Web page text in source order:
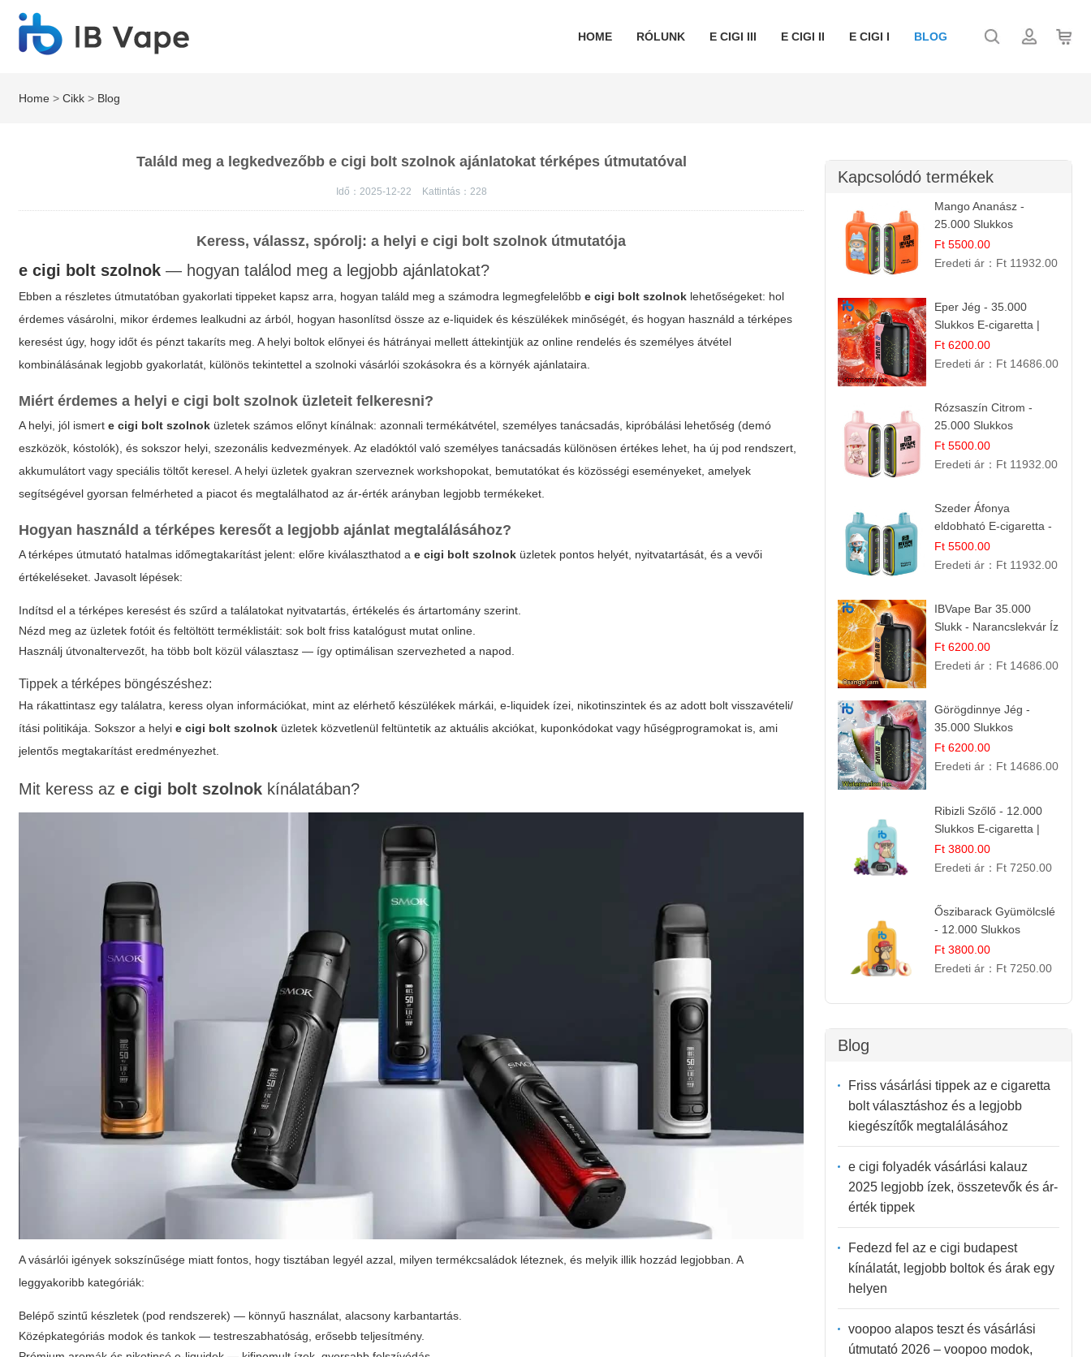
HOME RÓLUNK E CIGI III E CIGI II E CIGI I BLOG
Home >Cikk > Blog
Találd meg a legkedvezőbb e cigi bolt szolnok ajánlatokat térképes útmutatóval
Idő：2025-12-22 Kattintás： 228
Keress, válassz, spórolj: a helyi e cigi bolt szolnok útmutatója
e cigi bolt szolnok — hogyan találod meg a legjobb ajánlatokat?
Ebben a részletes útmutatóban gyakorlati tippeket kapsz arra, hogyan találd meg a számodra legmegfelelőbbe cigi bolt szolnok lehetőségeket: hol
érdemes vásárolni, mikor érdemes lealkudni az árból, hogyan hasonlítsd össze az e-liquidek és készülékek minőségét, és hogyan használd a térképes
keresést úgy, hogy időt és pénzt takaríts meg. A helyi boltok előnyei és hátrányai mellett áttekintjük az online rendelés és személyes átvétel
kombinálásának legjobb gyakorlatát, különös tekintettel a szolnoki vásárlói szokásokra és a környék ajánlataira.
Miért érdemes a helyie cigi bolt szolnok üzleteit felkeresni?
A helyi, jól ismerte cigi bolt szolnok üzletek számos előnyt kínálnak: azonnali termékátvétel, személyes tanácsadás, kipróbálási lehetőség (demó
eszközök, kóstolók), és sokszor helyi, szezonális kedvezmények. Az eladóktól való személyes tanácsadás különösen értékes lehet, ha új pod rendszert,
akkumulátort vagy speciális töltőt keresel. A helyi üzletek gyakran szerveznek workshopokat, bemutatókat és közösségi eseményeket, amelyek
segítségével gyorsan felmérheted a piacot és megtalálhatod az ár-érték arányban legjobb termékeket.
Hogyan használd a térképes keresőt a legjobb ajánlat megtalálásához?
A térképes útmutató hatalmas időmegtakarítást jelent: előre kiválaszthatod ae cigi bolt szolnok üzletek pontos helyét, nyitvatartását, és a vevői
értékeléseket. Javasolt lépések:
Indítsd el a térképes keresést és szűrd a találatokat nyitvatartás, értékelés és ártartomány szerint.
Nézd meg az üzletek fotóit és feltöltött terméklistáit: sok bolt friss katalógust mutat online.
Használj útvonaltervezőt, ha több bolt közül választasz — így optimálisan szervezheted a napod.
Tippek a térképes böngészéshez:
Ha rákattintasz egy találatra, keress olyan információkat, mint az elérhető készülékek márkái, e-liquidek ízei, nikotinszintek és az adott bolt visszavételi/
ítási politikája. Sokszor a helyie cigi bolt szolnok üzletek közvetlenül feltüntetik az aktuális akciókat, kuponkódokat vagy hűségprogramokat is, ami
jelentős megtakarítást eredményezhet.
Mit keress aze cigi bolt szolnok kínálatában?
A vásárlói igények sokszínűsége miatt fontos, hogy tisztában legyél azzal, milyen termékcsaládok léteznek, és melyik illik hozzád legjobban. A
leggyakoribb kategóriák:
Belépő szintű készletek (pod rendszerek) — könnyű használat, alacsony karbantartás.
Középkategóriás modok és tankok — testreszabhatóság, erősebb teljesítmény.
Kapcsolódó termékek
Mango Ananász -
25.000 Slukkos
eldobható E-cigaretta |
Trópusi Ízélmény
Ft 5500.00
Eredeti ár： Ft 11932.00
Eper Jég - 35.000
Slukkos E-cigaretta |
IBVape Bar
Ft 6200.00
Eredeti ár： Ft 14686.00
Rózsaszín Citrom -
25.000 Slukkos
eldobható e-Cigaretta |
IBvape Bar
Ft 5500.00
Eredeti ár： Ft 11932.00
Szeder Áfonya
eldobható E-cigaretta -
25.000 Slukk | Prémium
Gyümölcs Íz
Ft 5500.00
Eredeti ár： Ft 11932.00
IBVape Bar 35.000
Slukk - Narancslekvár Íz
| Prémium E-cigaretta
Ft 6200.00
Eredeti ár： Ft 14686.00
Görögdinnye Jég -
35.000 Slukkos
eldobható vape |
IBVape Bar Frissítő
Ft 6200.00
Eredeti ár： Ft 14686.00
Ribizli Szőlő - 12.000
Slukkos E-cigaretta |
Kifinomult Gyümölcs Íz
Ft 3800.00
Eredeti ár： Ft 7250.00
Őszibarack Gyümölcslé
- 12.000 Slukkos
eldobható e-Cigaretta |
Friss Gyümölcs Íz
Ft 3800.00
Eredeti ár： Ft 7250.00
Blog
Friss vásárlási tippek az e cigaretta
bolt választáshoz és a legjobb
kiegészítők megtalálásához
e cigi folyadék vásárlási kalauz
2025 legjobb ízek, összetevők és ár-
érték tippek
Fedezd fel az e cigi budapest
kínálatát, legjobb boltok és árak egy
helyen
voopoo alapos teszt és vásárlási
útmutató 2026 – voopoo modok,